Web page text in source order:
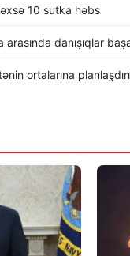
10 sutka həbs
danışıqlar
ortalarına